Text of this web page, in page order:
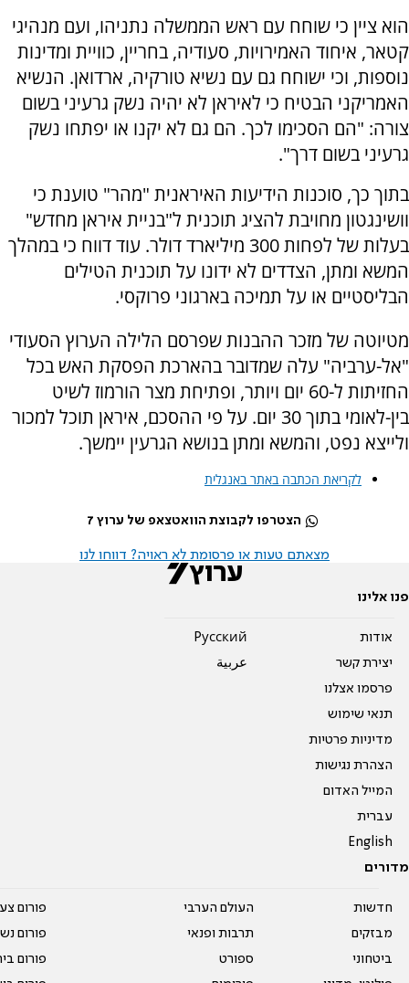
הוא ציין כי שוחח עם ראש הממשלה נתניהו, ועם מנהיגי
קטאר, איחוד האמירויות, סעודיה, בחריין, כוויית ומדינות
נוספות, וכי ישוחח גם עם נשיא טורקיה, ארדואן. הנשיא
האמריקני הבטיח כי לאיראן לא יהיה נשק גרעיני בשום
צורה: "הם הסכימו לכך. הם גם לא יקנו או יפתחו נשק
גרעיני בשום דרך".
בתוך כך, סוכנות הידיעות האיראנית "מהר" טוענת כי
וושינגטון מחויבת להציג תוכנית ל"בניית איראן מחדש"
בעלות של לפחות 300 מיליארד דולר. עוד דווח כי במהלך
המשא ומתן, הצדדים לא ידונו על תוכנית הטילים
הבליסטיים או על תמיכה בארגוני פרוקסי.
מטיוטה של מזכר ההבנות שפרסם הלילה הערוץ הסעודי
"אל-ערביה" עלה שמדובר בהארכת הפסקת האש בכל
החזיתות ל-60 יום ויותר, ופתיחת מצר הורמוז לשיט
בין-לאומי בתוך 30 יום. על פי ההסכם, איראן תוכל למכור
ולייצא נפט, והמשא ומתן בנושא הגרעין יימשך.
לקריאת הכתבה באתר באנגלית
הצטרפו לקבוצת הוואטצאפ של ערוץ 7
מצאתם טעות או פרסומת לא ראויה? דווחו לנו
פנו אלינו
אודות
יצירת קשר
פרסמו אצלנו
תנאי שימוש
מדיניות פרטיות
הצהרת נגישות
המייל האדום
עברית
English
Pусский
عربية
מדורים
חדשות
מבזקים
ביטחוני
העולם הערבי
תרבות ופנאי
ספורט
פורום
פורום
פורום